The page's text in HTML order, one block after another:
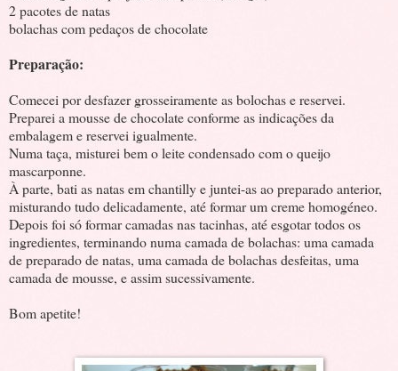
2 pacotes de natas
bolachas com pedaços de chocolate
Preparação:
Comecei por desfazer grosseiramente as bolochas e reservei.
Preparei a mousse de chocolate conforme as indicações da
embalagem e reservei igualmente.
Numa taça, misturei bem o leite condensado com o queijo
mascarponne.
À parte, bati as natas em chantilly e juntei-as ao preparado anterior,
misturando tudo delicadamente, até formar um creme homogéneo.
Depois foi só formar camadas nas tacinhas, até esgotar todos os
ingredientes, terminando numa camada de bolachas: uma camada
de preparado de natas, uma camada de bolachas desfeitas, uma
camada de mousse, e assim sucessivamente.
Bom apetite!